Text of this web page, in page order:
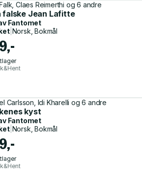
Claes Reimerthi og 6 andre
falske Jean Lafitte
Fantomet
| Norsk, Bokmål
Carlsson, Idi Kharelli og 6 andre
kyst
Fantomet
| Norsk, Bokmål